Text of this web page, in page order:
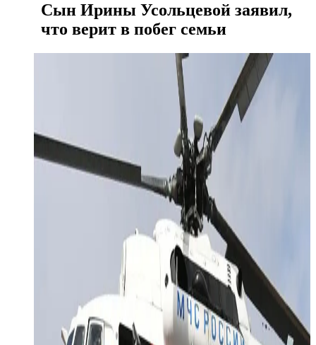
Сын Ирины Усольцевой заявил,
что верит в побег семьи